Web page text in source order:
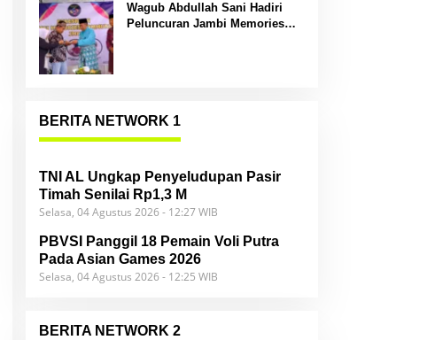
Wagub Abdullah Sani Hadiri
Peluncuran Jambi Memories
BERITA NETWORK 1
TNI AL Ungkap Penyeludupan Pasir
Timah Senilai Rp1,3 M
Selasa, 04 Agustus 2026 - 12:27 WIB
PBVSI Panggil 18 Pemain Voli Putra
Pada Asian Games 2026
Selasa, 04 Agustus 2026 - 12:25 WIB
BERITA NETWORK 2